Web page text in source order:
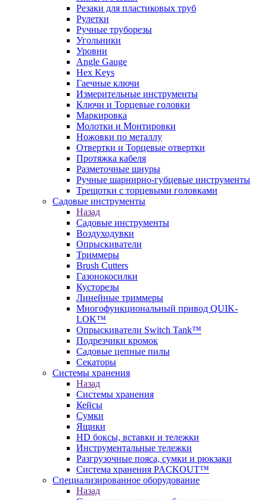
Резаки для пластиковых труб
Рулетки
Ручные труборезы
Угольники
Уровни
Angle Gauge
Hex Keys
Гаечные ключи
Измерительные инструменты
Ключи и Торцевые головки
Маркировка
Молотки и Монтировки
Ножовки по металлу
Отвертки и Торцевые отвертки
Протяжка кабеля
Разметочные шнуры
Ручные шарнирно-губцевые инструменты
Трещотки с торцевыми головками
Садовые инструменты
Назад
Садовые инструменты
Воздуходувки
Опрыскиватели
Триммеры
Brush Cutters
Газонокосилки
Кусторезы
Линейные триммеры
Многофункциональный привод QUIK-
LOK™
Опрыскиватели Switch Tank™
Подрезчики кромок
Садовые цепные пилы
Секаторы
Системы хранения
Назад
Системы хранения
Кейсы
Сумки
Ящики
HD боксы, вставки и тележки
Инструментальные тележки
Разгрузочные пояса, сумки и рюкзаки
Система хранения PACKOUT™
Специализированное оборудование
Назад